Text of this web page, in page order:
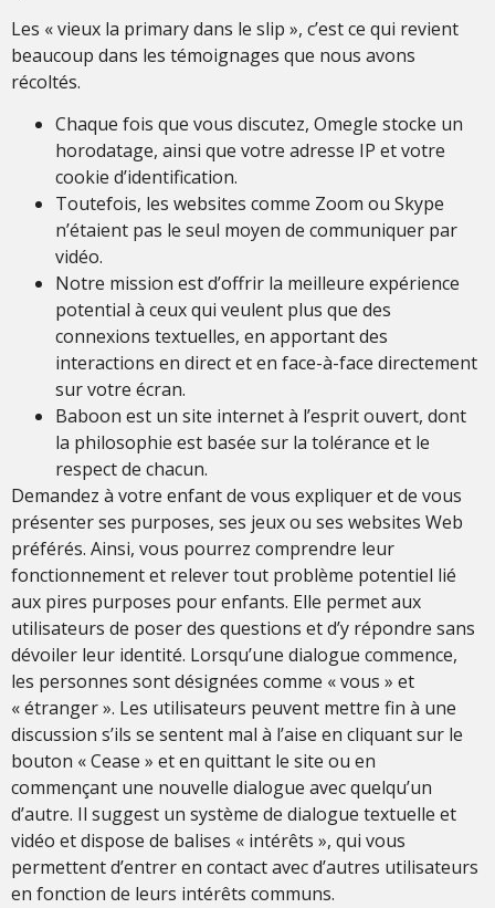
Les « vieux la primary dans le slip », c’est ce qui revient
beaucoup dans les témoignages que nous avons
récoltés.
Chaque fois que vous discutez, Omegle stocke un
horodatage, ainsi que votre adresse IP et votre
cookie d’identification.
Toutefois, les websites comme Zoom ou Skype
n’étaient pas le seul moyen de communiquer par
vidéo.
Notre mission est d’offrir la meilleure expérience
potential à ceux qui veulent plus que des
connexions textuelles, en apportant des
interactions en direct et en face-à-face directement
sur votre écran.
Baboon est un site internet à l’esprit ouvert, dont
la philosophie est basée sur la tolérance et le
respect de chacun.
Demandez à votre enfant de vous expliquer et de vous
présenter ses purposes, ses jeux ou ses websites Web
préférés. Ainsi, vous pourrez comprendre leur
fonctionnement et relever tout problème potentiel lié
aux pires purposes pour enfants. Elle permet aux
utilisateurs de poser des questions et d’y répondre sans
dévoiler leur identité. Lorsqu’une dialogue commence,
les personnes sont désignées comme « vous » et
« étranger ». Les utilisateurs peuvent mettre fin à une
discussion s’ils se sentent mal à l’aise en cliquant sur le
bouton « Cease » et en quittant le site ou en
commençant une nouvelle dialogue avec quelqu’un
d’autre. Il suggest un système de dialogue textuelle et
vidéo et dispose de balises « intérêts », qui vous
permettent d’entrer en contact avec d’autres utilisateurs
en fonction de leurs intérêts communs.